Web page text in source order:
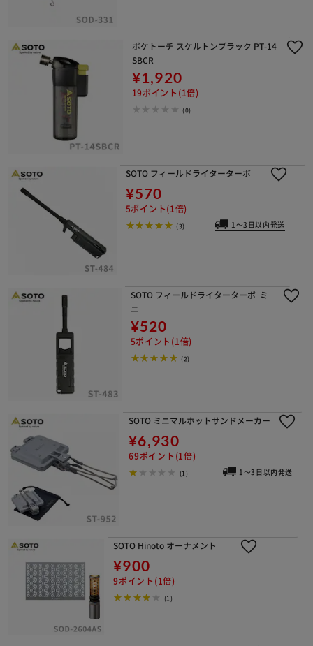
ポケトーチ スケルトンブラック PT-14
SBCR
¥1,920
19ポイント(1倍)
(0)
SOTO フィールドライターターボ
¥570
5ポイント(1倍)
(3) 1～3日以内発送
SOTO フィールドライターターボ･ミ
ニ
¥520
5ポイント(1倍)
(2)
SOTO ミニマルホットサンドメーカー
¥6,930
69ポイント(1倍)
(1) 1～3日以内発送
SOTO Hinoto オーナメント
¥900
9ポイント(1倍)
(1)